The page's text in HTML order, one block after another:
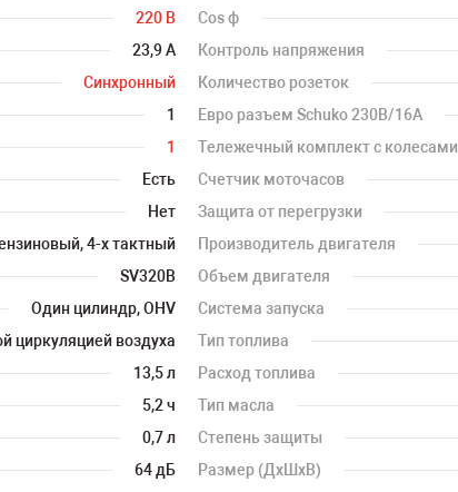
220 В Cos ф
23,9 А Контроль напряжения
Синхронный Количество розеток
1 Евро разъем Schuko 230В/16А
1 Тележечный комплект с колесами
Есть Счетчик моточасов
Нет Защита от перегрузки
4-х тактный Производитель двигателя
SV320B Объем двигателя
Один цилиндр, OHV Система запуска
циркуляцией воздуха Тип топлива
13,5 л Расход топлива
5,2 ч Тип масла
0,7 л Степень защиты
64 дБ Размер (ДхШхВ)